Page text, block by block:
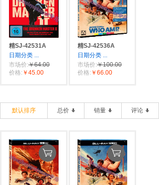
精SJ-42531A
日期分类 ...
市场价:￥64.00
价格: ￥45.00
精SJ-42536A
日期分类 ...
市场价:￥100.00
价格: ￥66.00
默认排序 总价 销量 评论